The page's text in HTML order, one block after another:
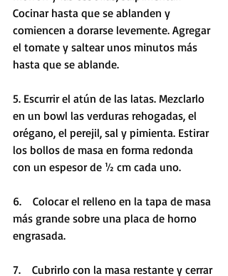
Cocinar hasta que se ablanden y
comiencen a dorarse levemente. Agregar
el tomate y saltear unos minutos más
hasta que se ablande.
5. Escurrir el atún de las latas. Mezclarlo
en un bowl las verduras rehogadas, el
orégano, el perejil, sal y pimienta. Estirar
los bollos de masa en forma redonda
con un espesor de ½ cm cada uno.
6.    Colocar el relleno en la tapa de masa
más grande sobre una placa de horno
engrasada.
7.    Cubrirlo con la masa restante y cerrar